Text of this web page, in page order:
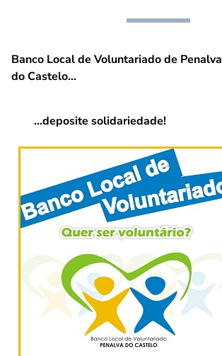
Banco Local de Voluntariado de Penalva
do Castelo…
…deposite solidariedade!